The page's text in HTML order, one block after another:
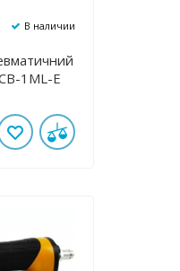
В наличии
1ML-E